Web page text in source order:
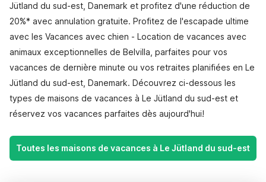
Jütland du sud-est, Danemark et profitez d'une réduction de
20%* avec annulation gratuite. Profitez de l'escapade ultime
avec les Vacances avec chien - Location de vacances avec
animaux exceptionnelles de Belvilla, parfaites pour vos
vacances de dernière minute ou vos retraites planifiées en Le
Jütland du sud-est, Danemark. Découvrez ci-dessous les
types de maisons de vacances à Le Jütland du sud-est et
réservez vos vacances parfaites dès aujourd'hui!
Toutes les maisons de vacances à Le Jütland du sud-est